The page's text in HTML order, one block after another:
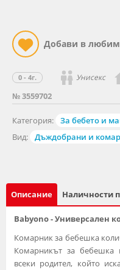
№ 3559702
Категория:
За бебето и
Вид:
Дъждобрани и
0 - 4г. Унисекс
Описание Наличности
Babyono - Универсален
Комарник за бебешка
Комарникът за бебешка
всеки родител, който